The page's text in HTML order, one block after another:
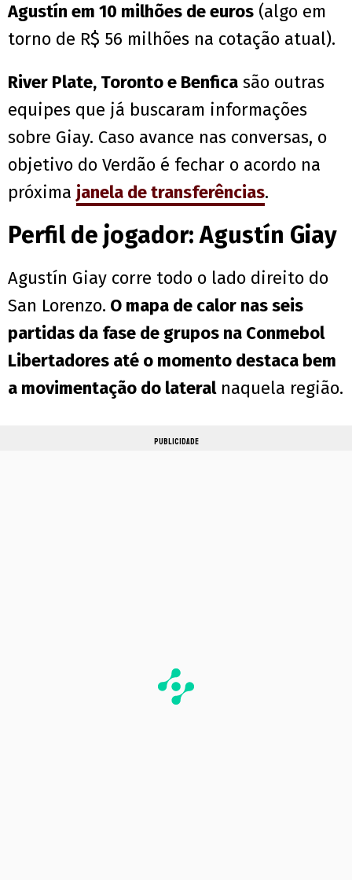
Agustín em 10 milhões de euros (algo em
torno de R$ 56 milhões na cotação atual).
River Plate, Toronto e Benfica são outras
equipes que já buscaram informações
sobre Giay. Caso avance nas conversas, o
objetivo do Verdão é fechar o acordo na
próxima janela de transferências.
Perfil de jogador:Agustín Giay
Agustín Giay corre todo o lado direito do
San Lorenzo. O mapa de calor nas seis
partidas da fase de grupos na Conmebol
Libertadores até o momento destaca bem
a movimentação do lateralnaquela região.
PUBLICIDADE